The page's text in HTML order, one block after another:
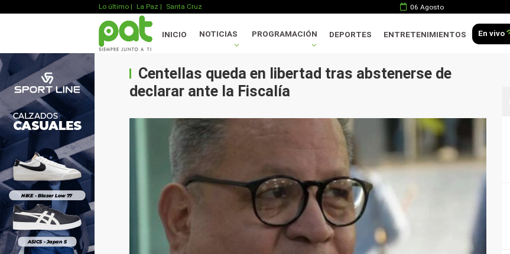
Lo último | La Paz | Santa Cruz 06 Agosto
INICIO NOTICIAS PROGRAMACIÓN DEPORTES ENTRETENIMIENTOS En vivo
Centellas queda en libertad tras abstenerse de
declarar ante la Fiscalía